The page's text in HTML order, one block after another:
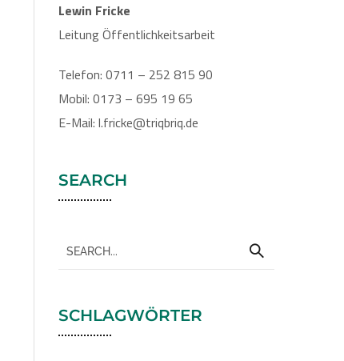
Lewin Fricke
Leitung Öffentlichkeitsarbeit
Telefon: 0711 – 252 815 90
Mobil: 0173 – 695 19 65
E-Mail: l.fricke@triqbriq.de
SEARCH
SCHLAGWÖRTER